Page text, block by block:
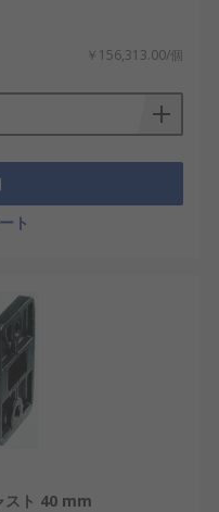
￥156,313.00/個
ト
スト 40 mm